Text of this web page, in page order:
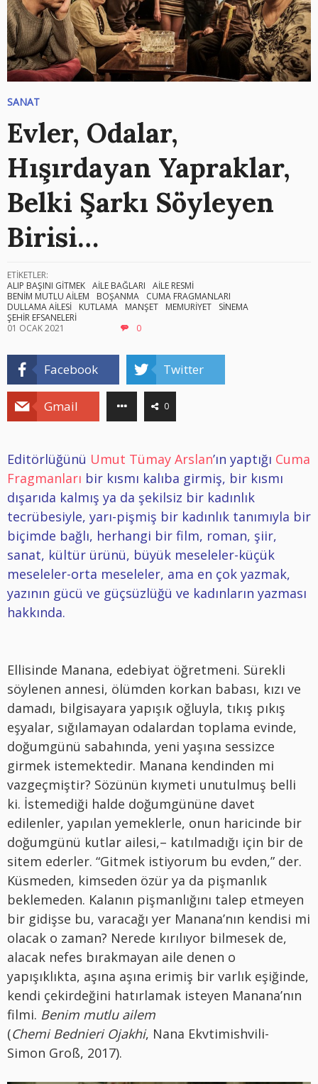
SANAT
Evler, Odalar,
Hışırdayan Yapraklar,
Belki Şarkı Söyleyen
Birisi…
ETİKETLER:
ALIP BAŞINI GİTMEK AİLE BAĞLARI
AİLE RESMİ
BENİM MUTLU AİLEM
BOŞANMA
CUMA FRAGMANLARI
DULLAMA AİLESİ
KUTLAMA MANŞET MEMURİYET
SİNEMA
ŞEHİR EFSANELERİ
01 OCAK 2021
0
Facebook Twitter
Gmail 0
Editörlüğünü Umut Tümay Arslan’ın yaptığı Cuma
Fragmanları bir kısmı kalıba girmiş, bir kısmı
dışarıda kalmış ya da şekilsiz bir kadınlık
tecrübesiyle, yarı-pişmiş bir kadınlık tanımıyla bir
biçimde bağlı, herhangi bir film, roman, şiir,
sanat, kültür ürünü, büyük meseleler-küçük
meseleler-orta meseleler, ama en çok yazmak,
yazının gücü ve güçsüzlüğü ve kadınların yazması
hakkında.
Ellisinde Manana, edebiyat öğretmeni. Sürekli
söylenen annesi, ölümden korkan babası, kızı ve
damadı, bilgisayara yapışık oğluyla, tıkış pıkış
eşyalar, sığılamayan odalardan toplama evinde,
doğumgünü sabahında, yeni yaşına sessizce
girmek istemektedir. Manana kendinden mi
vazgeçmiştir? Sözünün kıymeti unutulmuş belli
ki. İstemediği halde doğumgününe davet
edilenler, yapılan yemeklerle, onun haricinde bir
doğumgünü kutlar ailesi,– katılmadığı için bir de
sitem ederler. “Gitmek istiyorum bu evden,” der.
Küsmeden, kimseden özür ya da pişmanlık
beklemeden. Kalanın pişmanlığını talep etmeyen
bir gidişse bu, varacağı yer Manana’nın kendisi mi
olacak o zaman? Nerede kırılıyor bilmesek de,
alacak nefes bırakmayan aile denen o
yapışıklıkta, aşına aşına erimiş bir varlık eşiğinde,
kendi çekirdeğini hatırlamak isteyen Manana’nın
filmi. Benim mutlu ailem
(Chemi Bednieri Ojakhi, Nana Ekvtimishvili-
Simon Groß, 2017).